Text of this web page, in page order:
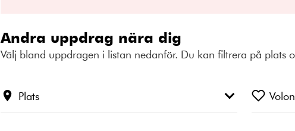
Andra uppdrag nära dig
Välj bland uppdragen i listan nedanför. Du kan filtrera på plats
Plats